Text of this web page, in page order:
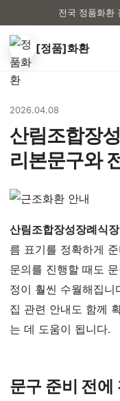
전국 정품화환
[정품]화환
2026.04.08
산림조합장
리본문구와
산림조합장성장례식장
름 표기를 정확하게
문의를 진행할 때도
정이 훨씬 수월해집니
집 관련 안내도 함께
는 데 도움이 됩니다.
문구 준비 전에